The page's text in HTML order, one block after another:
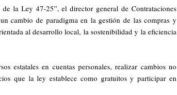
la Ley 47-25”, el director general de Contrataciones
cambio de paradigma en la gestión de las compras y
al desarrollo local, la sostenibilidad y la eficiencia
estatales en cuentas personales, realizar cambios no
que la ley establece como gratuitos y participar en